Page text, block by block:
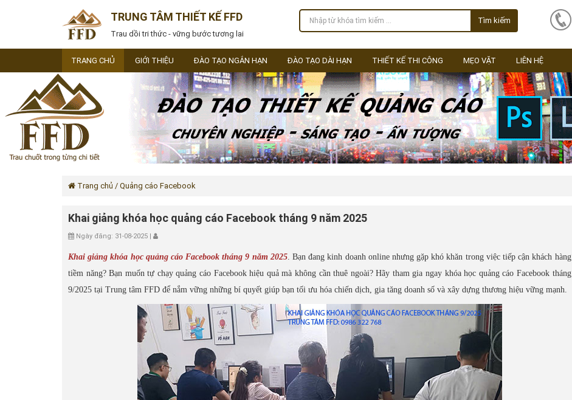
TRUNG TÂM THIẾT KẾ FFD
Trau dồi tri thức - vững bước tương lai
Tìm kiếm
TRANG CHỦ GIỚI THIỆU ĐÀO TẠO NGẮN HẠN ĐÀO TẠO DÀI HẠN THIẾT KẾ THI CÔNG MẸO VẶT LIÊN HỆ
Trang chủ / Quảng cáo Facebook
Khai giảng khóa học quảng cáo Facebook tháng 9 năm 2025
Ngày đăng: 31-08-2025 |
Khai giảng khóa học quảng cáo Facebook tháng 9 năm 2025. Bạn đang kinh doanh online nhưng gặp khó khăn trong việc tiếp cận khách hàng
tiềm năng? Bạn muốn tự chạy quảng cáo Facebook hiệu quả mà không cần thuê ngoài? Hãy tham gia ngay khóa học quảng cáo Facebook tháng
9/2025 tại Trung tâm FFD để nắm vững những bí quyết giúp bạn tối ưu hóa chiến dịch, gia tăng doanh số và xây dựng thương hiệu vững mạnh.